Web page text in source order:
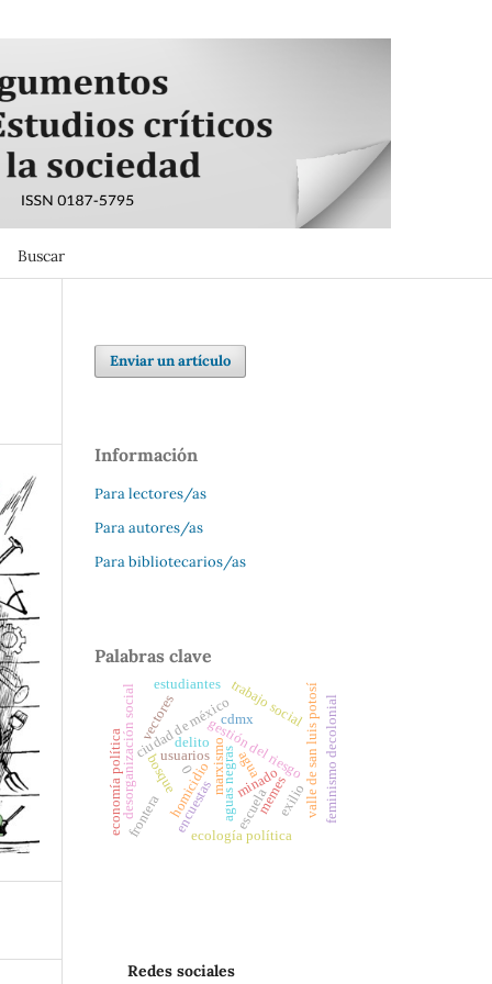
Buscar
Enviar un artículo
Información
Para lectores/as
Para autores/as
Para bibliotecarios/as
Palabras clave
marxismo
homicidio
gestión del riesgo
aguas negras
usuarios
encuestas memes
ciudad de méxico
desorganización social
cdmx
delito
valle de san luis potosí
minado
bosque
ecología política
agua
trabajo social
vectores feminismo decolonial
escuela
estudiantes
frontera exilio
economía política 0
Redes sociales